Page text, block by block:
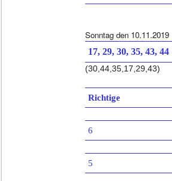
Sonntag den 10.11.2019
17, 29, 30, 35, 43, 44
(30,44,35,17,29,43)
Richtige
6
5